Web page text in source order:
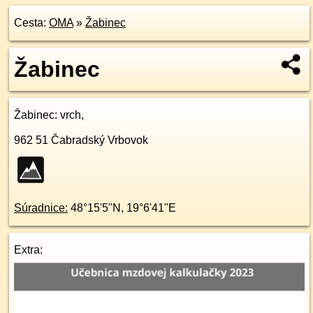
Cesta: OMA» Žabinec
Žabinec
Žabinec: vrch,
962 51 Čabradský Vrbovok
Súradnice: 48°15'5"N , 19°6'41"E
Extra: